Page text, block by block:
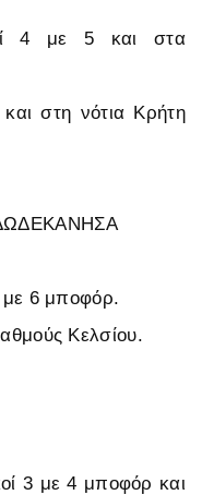
4 με 5 και στα
στη νότια Κρήτη
με 6 μποφόρ.
Κελσίου.
3 με 4 μποφόρ και